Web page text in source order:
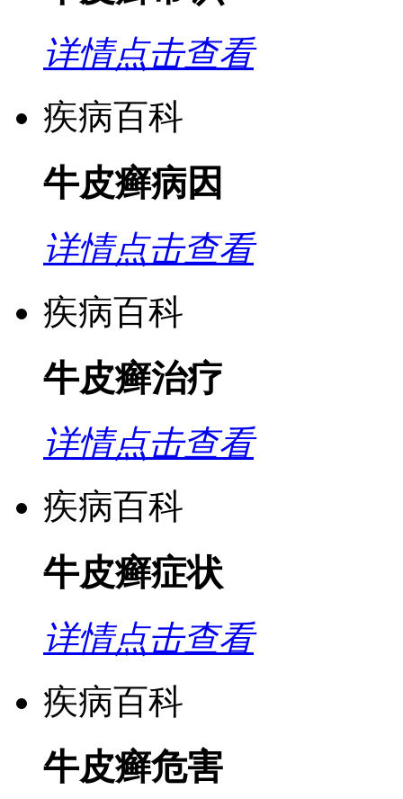
详情点击查看
疾病百科
牛皮癣病因
详情点击查看
疾病百科
牛皮癣治疗
详情点击查看
疾病百科
牛皮癣症状
详情点击查看
疾病百科
牛皮癣危害